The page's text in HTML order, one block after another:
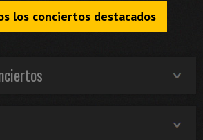
los conciertos destacados